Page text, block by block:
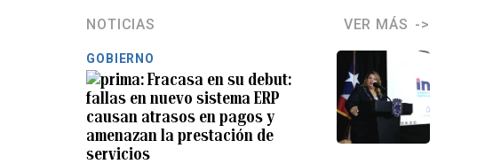
NOTICIAS VER MÁS
GOBIERNO
Fracasa en su debut:
fallas en nuevo sistema ERP
causan atrasos en pagos y
amenazan la prestación de
servicios